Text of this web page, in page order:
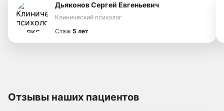
Дьяконов Сергей Евгеньевич
Клинический психолог
Стаж 5 лет
Отзывы наших пациентов